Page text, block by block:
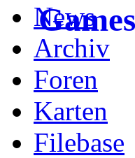
News
Archiv
Foren
Karten
Filebase